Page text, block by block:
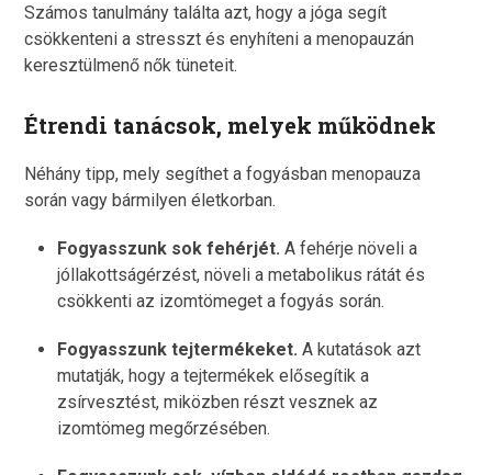
Számos tanulmány találta azt, hogy a jóga segít
csökkenteni a stresszt és enyhíteni a menopauzán
keresztülmenő nők tüneteit.
Étrendi tanácsok, melyek működnek
Néhány tipp, mely segíthet a fogyásban menopauza
során vagy bármilyen életkorban.
Fogyasszunk sok fehérjét.A fehérje növeli a
jóllakottságérzést, növeli a metabolikus rátát és
csökkenti az izomtömeget a fogyás során.
Fogyasszunk tejtermékeket.A kutatások azt
mutatják, hogy a tejtermékek elősegítik a
zsírvesztést, miközben részt vesznek az
izomtömeg megőrzésében.